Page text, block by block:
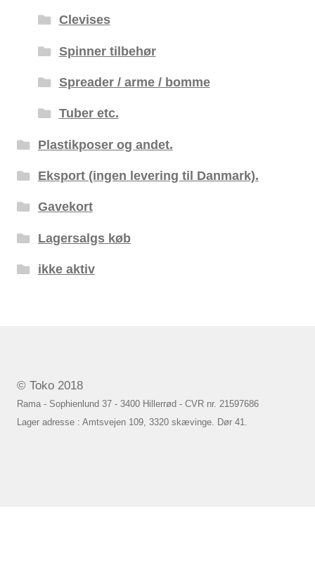
Clevises
Spinner tilbehør
Spreader / arme / bomme
Tuber etc.
Plastikposer og andet.
Eksport (ingen levering til Danmark).
Gavekort
Lagersalgs køb
ikke aktiv
© Toko 2018
Rama - Sophienlund 37 - 3400 Hillerrød - CVR nr. 21597686
Lager adresse : Amtsvejen 109, 3320 skævinge. Dør 41.